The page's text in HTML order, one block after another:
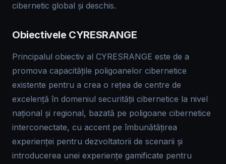
cibernetic global și deschis.
Obiectivele CYRESRANGE
Principalul obiectiv al CYRESRANGE este de a
promova capacitățile poligoanelor cibernetice
existente pentru a crea o rețea de centre de
excelență în domeniul securității cibernetice la nivel
național și regional, bazată pe poligoane cibernetice
interconectate, cu accent pe îmbunătățirea
experienței pentru dezvoltatorii de scenarii și
introducerea unei experiențe gamificate pentru